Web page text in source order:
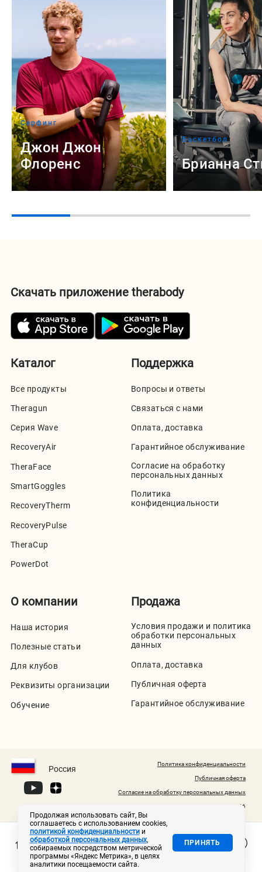
Серфинг
Джон Джон
Флоренс
Баскетбол
Брианна
Каталог
Все продукты
Theragun
Серия Wave
RecoveryAir
TheraFace
SmartGoggles
RecoveryTherm
RecoveryPulse
TheraCup
PowerDot
Поддержка
Вопросы и ответы
Связаться с нами
Оплата, доставка
Гарантийное обслуживание
Согласие на обработку
персональных данных
Политика
конфиденциальности
О компании
Наша история
Полезные статьи
Для клубов
Реквизиты организации
Обучение
Продажа
Условия продажи и политика
обработки персональных
данных
Оплата, доставка
Публичная оферта
Гарантийное обслуживание
Скачать приложение therabody
Россия
Политика конфиденциальности
Публичная оферта
Согласие на обработку персональных данных
© 2020-2026
Продолжая использовать сайт, Вы
соглашаетесь с использованием cookies,
политикой конфиденциальностии
обработкой персональных данных,
собираемых посредством метрической
программы «Яндекс Метрика», в целях
аналитики посещаемости сайта.
ПРИНЯТЬ